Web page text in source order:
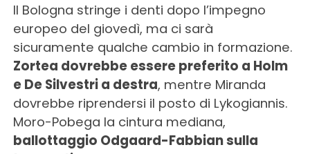
Il Bologna stringe i denti dopo l’impegno
europeo del giovedì, ma ci sarà
sicuramente qualche cambio in formazione.
Zortea dovrebbe essere preferito a Holm
e De Silvestri a destra, mentre Miranda
dovrebbe riprendersi il posto di Lykogiannis.
Moro-Pobega la cintura mediana,
ballottaggio Odgaard-Fabbian sulla